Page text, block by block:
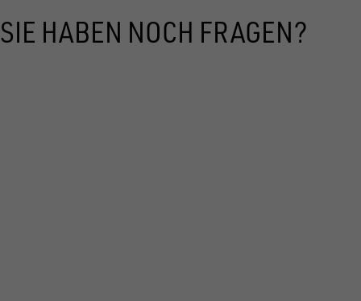
SIE HABEN NOCH FRAGEN?